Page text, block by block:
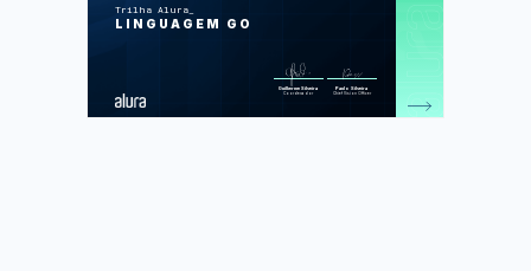
Trilha Alura
LINGUAGEM GO
Guilherme Silveira
Coordenador
Paulo Silveira
Chief Vision Officer